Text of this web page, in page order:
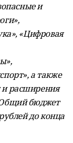
и
«Цифровая
а также
расширения
бюджет
до конца